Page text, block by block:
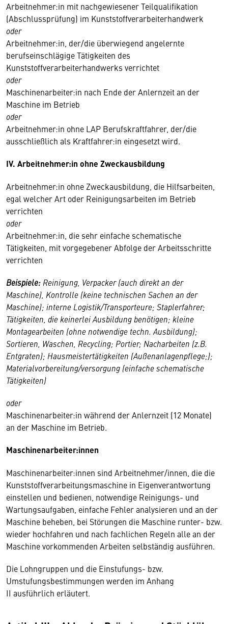
Arbeitnehmer:in mit nachgewiesener Teilqualifikation
(Abschlussprüfung) im Kunststoffverarbeiterhandwerk
oder
Arbeitnehmer:in, der/die überwiegend angelernte
berufseinschlägige Tätigkeiten des
Kunststoffverarbeiterhandwerks verrichtet
oder
Maschinenarbeiter:in nach Ende der Anlernzeit an der
Maschine im Betrieb
oder
Arbeitnehmer:in ohne LAP Berufskraftfahrer, der/die
ausschließlich als Kraftfahrer:in eingesetzt wird.
IV. Arbeitnehmer:in ohne Zweckausbildung
Arbeitnehmer:in ohne Zweckausbildung, die Hilfsarbeiten,
egal welcher Art oder Reinigungsarbeiten im Betrieb
verrichten
oder
Arbeitnehmer:in, die sehr einfache schematische
Tätigkeiten, mit vorgegebener Abfolge der Arbeitsschritte
verrichten
Beispiele: Reinigung, Verpacker (auch direkt an der
Maschine), Kontrolle (keine technischen Sachen an der
Maschine); interne Logistik/Transporteure; Staplerfahrer;
Tätigkeiten, die keinerlei Ausbildung benötigen; kleine
Montagearbeiten (ohne notwendige techn. Ausbildung);
Sortieren, Waschen, Recycling; Portier; Nacharbeiten (z.B.
Entgraten); Hausmeistertätigkeiten (Außenanlagenpflege;);
Materialvorbereitung/versorgung (einfache schematische
Tätigkeiten)
oder
Maschinenarbeiter:in während der Anlernzeit (12 Monate)
an der Maschine im Betrieb.
Maschinenarbeiter:innen
Maschinenarbeiter:innen sind Arbeitnehmer/innen, die die
Kunststoffverarbeitungsmaschine in Eigenverantwortung
einstellen und bedienen, notwendige Reinigungs- und
Wartungsaufgaben, einfache Fehler analysieren und an der
Maschine beheben, bei Störungen die Maschine runter- bzw.
wieder hochfahren und nach fachlichen Regeln alle an der
Maschine vorkommenden Arbeiten selbständig ausführen.
Die Lohngruppen und die Einstufungs- bzw.
Umstufungsbestimmungen werden im Anhang
II ausführlich erläutert.